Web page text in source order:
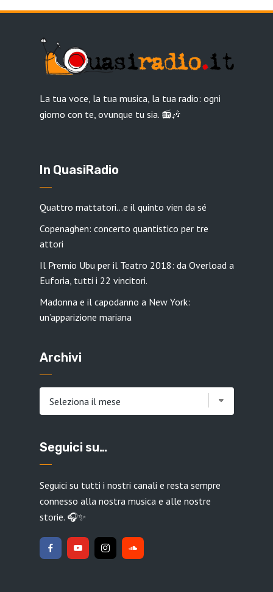
La tua voce, la tua musica, la tua radio: ogni
giorno con te, ovunque tu sia. 📻🎶
In QuasiRadio
Quattro mattatori…e il quinto vien da sé
Copenaghen: concerto quantistico per tre
attori
Il Premio Ubu per il Teatro 2018: da Overload a
Euforia, tutti i 22 vincitori.
Madonna e il capodanno a New York:
un’apparizione mariana
Archivi
Seguici su…
Seguici su tutti i nostri canali e resta sempre
connesso alla nostra musica e alle nostre
storie. 🎧✨